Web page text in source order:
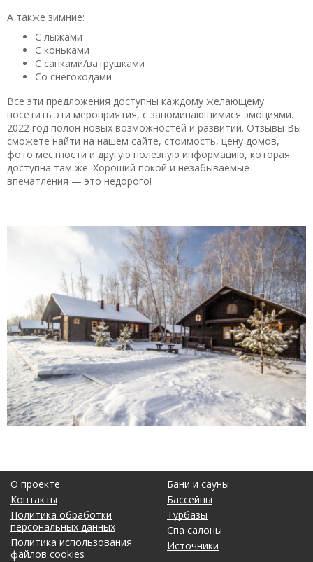
А также зимние:
С лыжами
С коньками
С санками/ватрушками
Со снегоходами
Все эти предложения доступны каждому желающему
посетить эти мероприятия, с запоминающимися эмоциями.
2022 год полон новых возможностей и развитий. Отзывы Вы
сможете найти на нашем сайте, стоимость, цену домов,
фото местности и другую полезную информацию, которая
доступна там же. Хороший покой и незабываемые
впечатления — это недорого!
О проекте
Контакты
Политика обработки
персональных данных
Политика использования
файлов cookies
Бани и сауны
Бассейны
Турбазы
Спа салоны
Источники